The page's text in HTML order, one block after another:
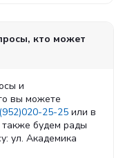
день — 1/4 от
1/2 от
порция.
мясо птицы,
казеинат
сухой яичный
кто может
и
вы можете
25-25 или в
также будем рады
ул. Академика